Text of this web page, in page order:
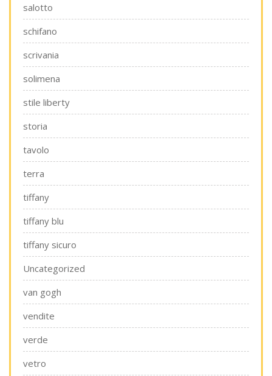
salotto
schifano
scrivania
solimena
stile liberty
storia
tavolo
terra
tiffany
tiffany blu
tiffany sicuro
Uncategorized
van gogh
vendite
verde
vetro